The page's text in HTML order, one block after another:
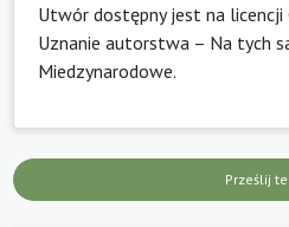
Utwór dostępny jest na licencji
Uznanie autorstwa – Na tych
Miedzynarodowe.
Prześlij